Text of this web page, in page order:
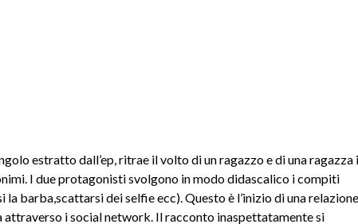
estratto dall’ep, ritrae il volto di un ragazzo e di una ragazza
I due protagonisti svolgono in modo didascalico i compiti
barba,scattarsi dei selfie ecc). Questo è l’inizio di una relazione
i social network. Il racconto inaspettatamente si